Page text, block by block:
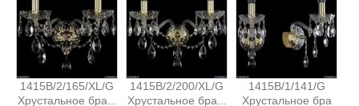
1415B/2/165/XL/G
Хрустальное бра...
1415B/2/200/XL/G
Хрустальное бра...
1415B/1/141/G
Хрустальное бра